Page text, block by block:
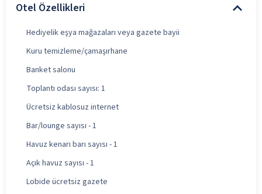
Otel Özellikleri
Hediyelik eşya mağazaları veya gazete bayii
Kuru temizleme/çamaşırhane
Banket salonu
Toplantı odası sayısı: 1
Ücretsiz kablosuz internet
Bar/lounge sayısı - 1
Havuz kenarı barı sayısı - 1
Açık havuz sayısı - 1
Lobide ücretsiz gazete